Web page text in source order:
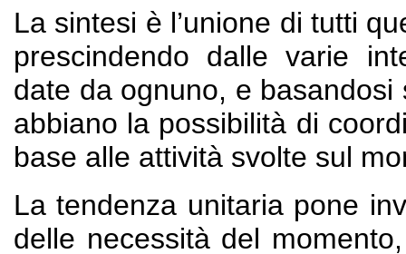
La sintesi è l’unione di tutti
prescindendo dalle varie
date da ognuno, e
abbiano la possibilità di
base alle attività svolte sul
La tendenza unitaria pone
delle necessità del